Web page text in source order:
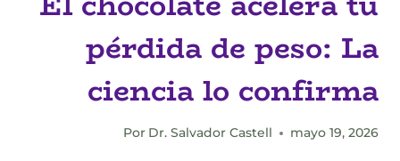
pérdida de peso: La
ciencia lo confirma
Por Dr. Salvador Castell mayo 19, 2026